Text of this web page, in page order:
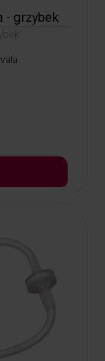
- grzybek